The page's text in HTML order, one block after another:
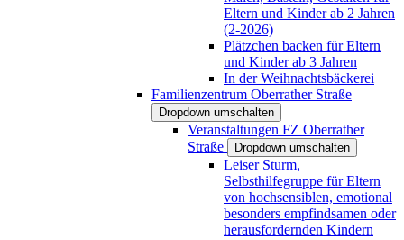
Eltern und Kinder ab 2 Jahren
(2-2026)
Plätzchen backen für Eltern
und Kinder ab 3 Jahren
In der Weihnachtsbäckerei
Familienzentrum Oberrather Straße
Dropdown umschalten
Veranstaltungen FZ Oberrather
Straße
Dropdown umschalten
Leiser Sturm,
Selbsthilfegruppe für Eltern
von hochsensiblen, emotional
besonders empfindsamen oder
herausfordernden Kindern